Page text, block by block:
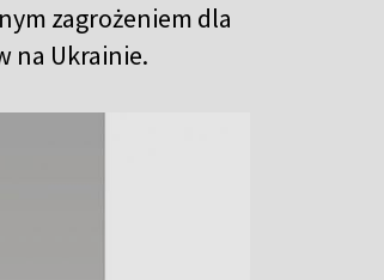
zagrożeniem dla
na Ukrainie.